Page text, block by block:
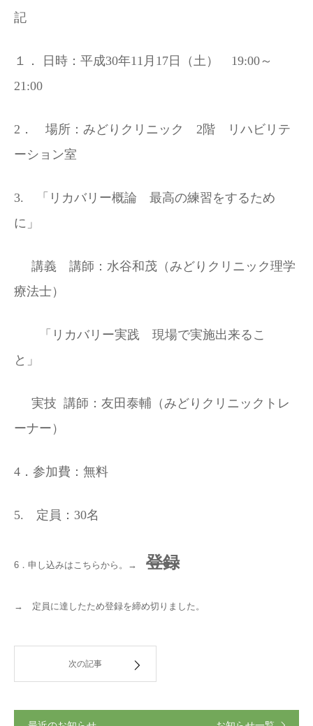
記
１． 日時：平成30年11 月 17 日（土） 19:00～
21:00
2 ． 場所：みどりクリニック 2 階 リハビリテ
ーション室
3. 「リカバリー概論 最高の練習をするため
に」
講義 講師：水谷和茂（みどりクリニック理学
療法士）
「リカバリー実践 現場で実施出来るこ
と」
実技 講師：友田泰輔（みどりクリニックトレ
ーナー）
4 ．参加費：無料
5. 定員： 30名
6．申し込みはこちらから。→ 登録
→ 定員に達したため登録を締め切りました。
次の記事